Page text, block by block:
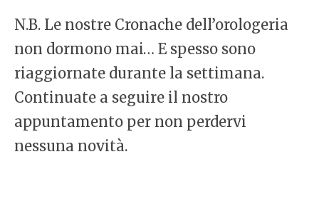
N.B. Le nostre Cronache dell’orologeria
non dormono mai… E spesso sono
riaggiornate durante la settimana.
Continuate a seguire il nostro
appuntamento per non perdervi
nessuna novità.